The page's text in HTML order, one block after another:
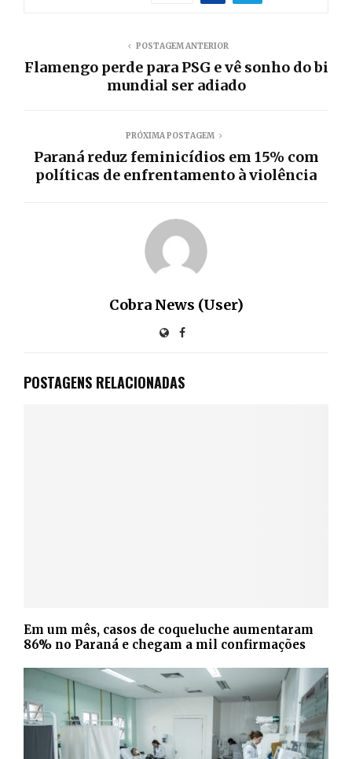
POSTAGEM ANTERIOR
Flamengo perde para PSG e vê sonho do bi
mundial ser adiado
PRÓXIMA POSTAGEM
Paraná reduz feminicídios em 15% com
políticas de enfrentamento à violência
Cobra News (User)
POSTAGENS RELACIONADAS
Em um mês, casos de coqueluche aumentaram
86% no Paraná e chegam a mil confirmações